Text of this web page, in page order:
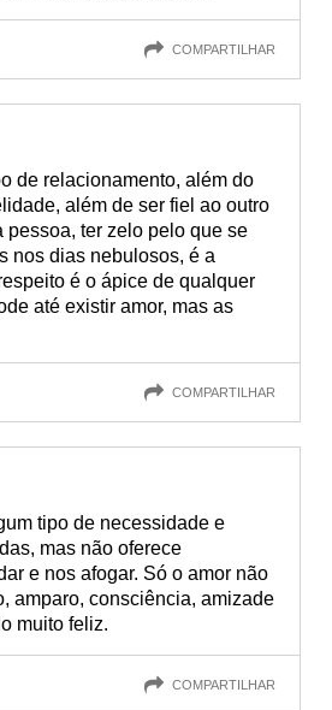
COMPARTILHAR
de relacionamento, além do
além de ser fiel ao outro
pessoa, ter zelo pelo que se
nos dias nebulosos, é a
é o ápice de qualquer
até existir amor, mas as
COMPARTILHAR
tipo de necessidade e
mas não oferece
e nos afogar. Só o amor não
amparo, consciência, amizade
muito feliz.
COMPARTILHAR